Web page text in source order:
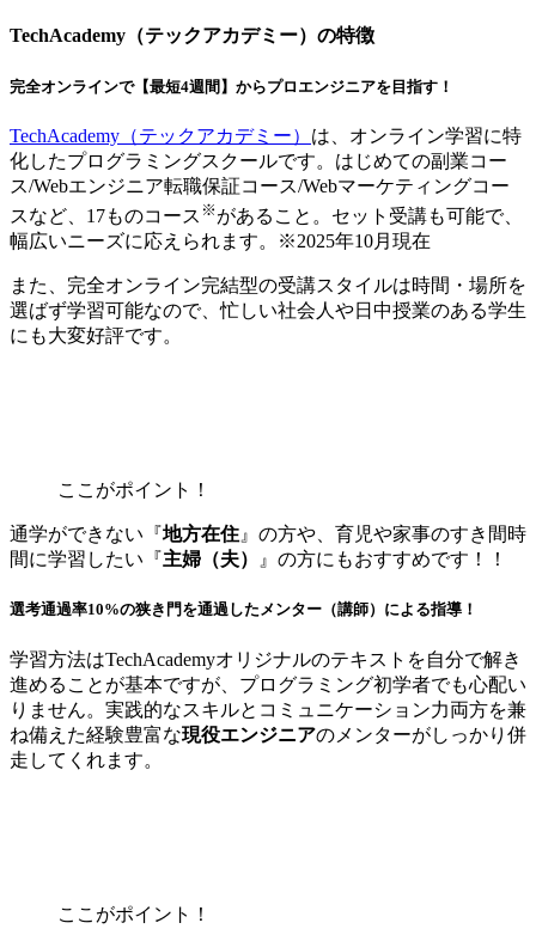
TechAcademy（テックアカデミー）の特徴
完全オンラインで【最短4週間】からプロエンジニアを目指す！
TechAcademy（テックアカデミー） は、 オンライン学習に特
化したプログラミングスクールです。はじめての副業コー
ス/Webエンジニア転職保証コース/Webマーケティングコー
スなど、17ものコース ※ があること。セット受講も可能で、
幅広いニーズに応えられます。
※2025年10月現在
また、完全オンライン完結型の受講スタイルは時間・場所を
選ばず学習可能なので、忙しい社会人や日中授業のある学生
にも大変好評です。
ここがポイント！
通学ができない『地方在住 』の方や、育児や家事のすき間時
間に学習したい『主婦（夫） 』の方にもおすすめです！！
選考通過率10%の狭き門を通過したメンター（講師）による指導！
学習方法はTechAcademyオリジナルのテキストを自分で解き
進めることが基本ですが、プログラミング初学者でも心配い
りません。実践的なスキルとコミュニケーション力両方を兼
ね備えた経験豊富な現役エンジニアのメンターがしっかり併
走してくれます。
ここがポイント！